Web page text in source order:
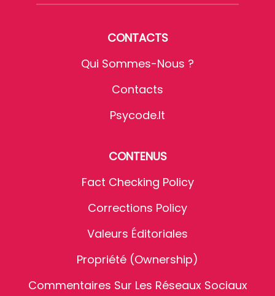
CONTACTS
Qui Sommes-Nous ?
Contacts
Psycode.it
CONTENUS
Fact Checking Policy
Corrections Policy
Valeurs Éditoriales
Propriété (Ownership)
Commentaires Sur Les Réseaux Sociaux